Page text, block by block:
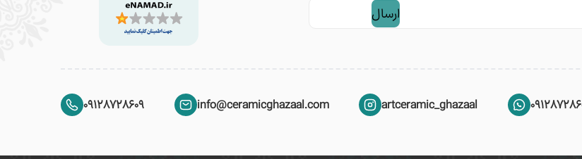
artceramic_ghazaal
info@ceramicghazaal.com
09128728609